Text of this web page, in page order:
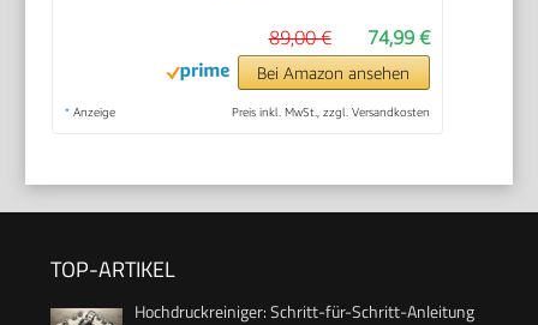
74,99 €
89,00 €
Bei Amazon ansehen
* Anzeige Preis inkl. MwSt., zzgl. Versandkosten
TOP-ARTIKEL
Hochdruckreiniger: Schritt-für-Schritt-Anleitung